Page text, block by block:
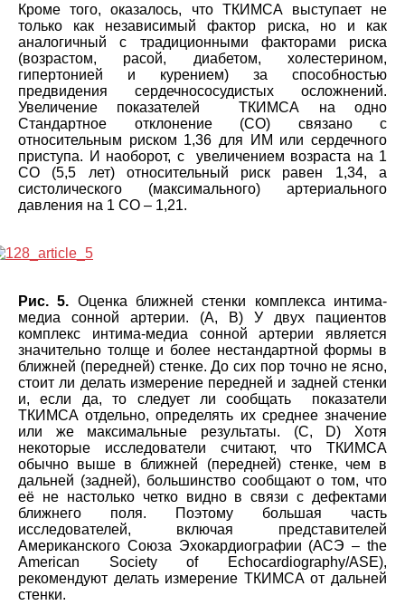
Кроме того, оказалось, что ТКИМСА выступает не
только как независимый фактор риска, но и как
аналогичный с традиционными факторами риска
(возрастом, расой, диабетом, холестерином,
гипертонией и курением) за способностью
предвидения сердечнососудистых осложнений.
Увеличение показателей ТКИМСА на одно
Стандартное отклонение (СО) связано с
относительным риском 1,36 для ИМ или сердечного
приступа. И наоборот, с увеличением возраста на 1
СО (5,5 лет) относительный риск равен 1,34, а
систолического (максимального) артериального
давления на 1 СО – 1,21.
Рис. 5. Оценка ближней стенки комплекса интима-
медиа сонной артерии. (А, В) У двух пациентов
комплекс интима-медиа сонной артерии является
значительно толще и более нестандартной формы в
ближней (передней) стенке. До сих пор точно не ясно,
стоит ли делать измерение передней и задней стенки
и, если да, то следует ли сообщать показатели
ТКИМСА отдельно, определять их среднее значение
или же максимальные результаты. (С, D) Хотя
некоторые исследователи считают, что ТКИМСА
обычно выше в ближней (передней) стенке, чем в
дальней (задней), большинство сообщают о том, что
её не настолько четко видно в связи с дефектами
ближнего поля. Поэтому большая часть
исследователей, включая представителей
Американского Союза Эхокардиографии (АСЭ – the
American Society of Echocardiography/ASE),
рекомендуют делать измерение ТКИМСА от дальней
стенки.